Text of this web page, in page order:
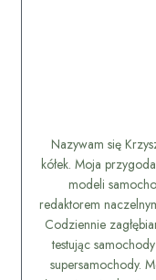
Nazywam się
kółek. Moja
modeli
redaktorem
Codziennie
testując
supersamochody.